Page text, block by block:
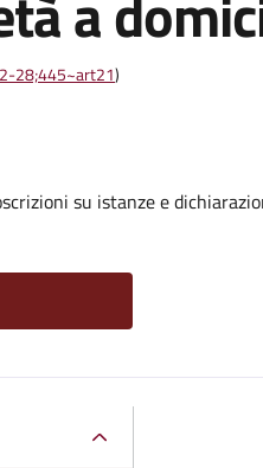
28;445~art21)
su istanze e